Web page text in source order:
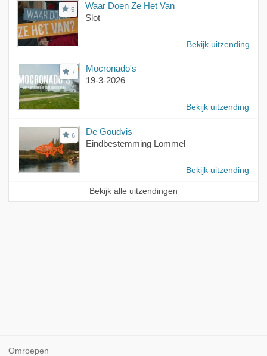
5
Waar Doen Ze Het Van
Slot
Bekijk uitzending
7
Mocronado's
19-3-2026
Bekijk uitzending
6
De Goudvis
Eindbestemming Lommel
Bekijk uitzending
Bekijk alle uitzendingen
Omroepen